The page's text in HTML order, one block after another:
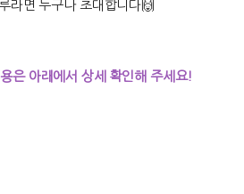
라면 누구나 초대합니다🙌
은 아래에서 상세 확인해 주세요!